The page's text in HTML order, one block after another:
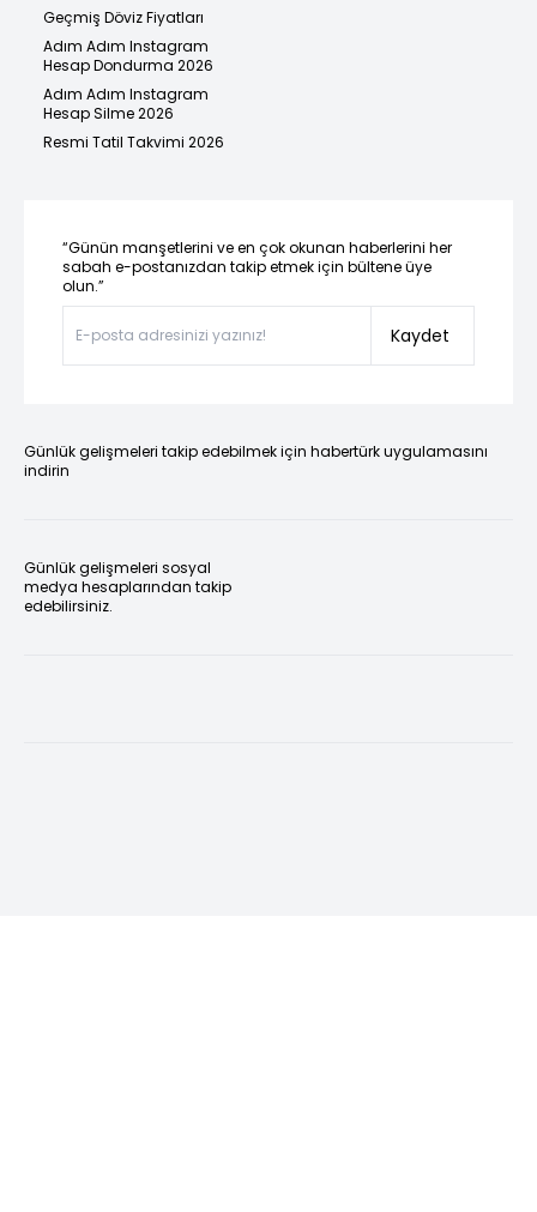
Geçmiş Döviz Fiyatları
Adım Adım Instagram
Hesap Dondurma 2026
Adım Adım Instagram
Hesap Silme 2026
Resmi Tatil Takvimi 2026
“Günün manşetlerini ve en çok okunan haberlerini her
sabah e-postanızdan takip etmek için bültene üye
olun.”
Kaydet
Günlük gelişmeleri takip edebilmek için habertürk uygulamasını
indirin
Günlük gelişmeleri sosyal
medya hesaplarından takip
edebilirsiniz.